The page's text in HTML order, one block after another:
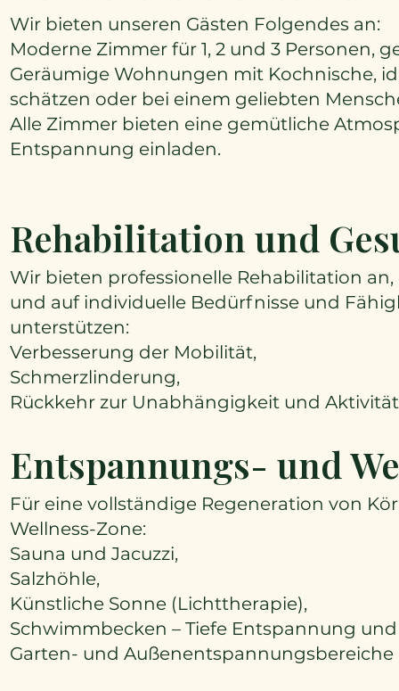
Wir bieten unseren Gästen Folgendes an:
Moderne Zimmer für 1, 2 und 3 Personen,
Geräumige Wohnungen mit Kochnische,
schätzen oder bei einem geliebten
Alle Zimmer bieten eine gemütliche
Entspannung einladen.
Rehabilitation und
Wir bieten professionelle Rehabilitation
und auf individuelle Bedürfnisse und
unterstützen:
Verbesserung der Mobilität,
Schmerzlinderung,
Rückkehr zur Unabhängigkeit und
Entspannungs- und
Für eine vollständige Regeneration von
Wellness-Zone:
Sauna und Jacuzzi,
Salzhöhle,
Künstliche Sonne (Lichttherapie),
Schwimmbecken – Tiefe Entspannung
Garten- und Außenentspannungsbereiche